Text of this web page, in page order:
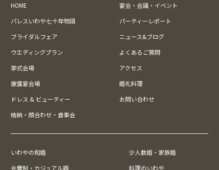
HOME
宴会・会議・イベント
パレスいわや七十年物語
パーティーレポート
ブライダルフェア
ニュース&ブログ
ウエディングプラン
よくあるご質問
挙式会場
アクセス
披露宴会場
婚礼料理
ドレス & ビューティー
お問い合わせ
結納・顔合わせ・食事会
いわやの和婚
少人数婚・家族婚
会費制・カジュアル婚
料理のいわや